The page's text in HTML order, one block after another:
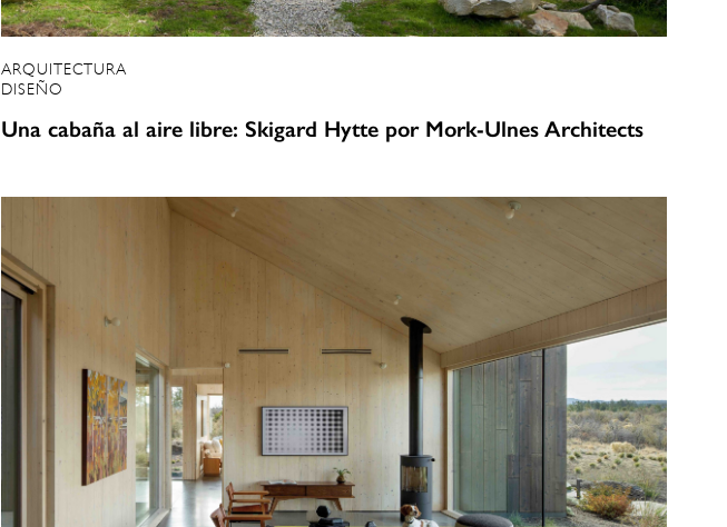
ARQUITECTURA
DISEÑO
Una cabaña al aire libre: Skigard Hytte por Mork-Ulnes Architects